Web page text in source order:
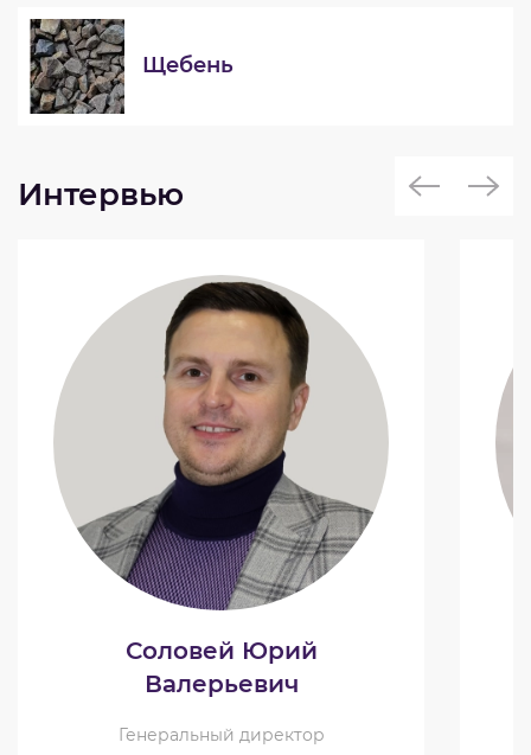
Щебень
Интервью
Соловей Юрий
Валерьевич
Генеральный директор